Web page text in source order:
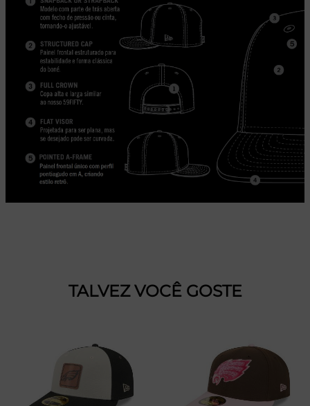
TALVEZ VOCÊ GOSTE